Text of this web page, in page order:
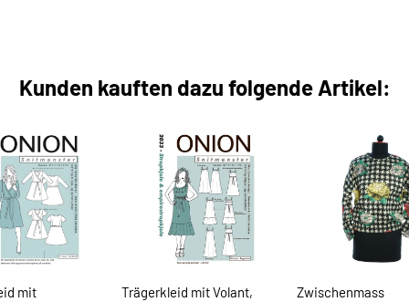
Kunden kauften dazu folgende Artikel:
mit
Trägerkleid mit Volant,
Zwischenmass